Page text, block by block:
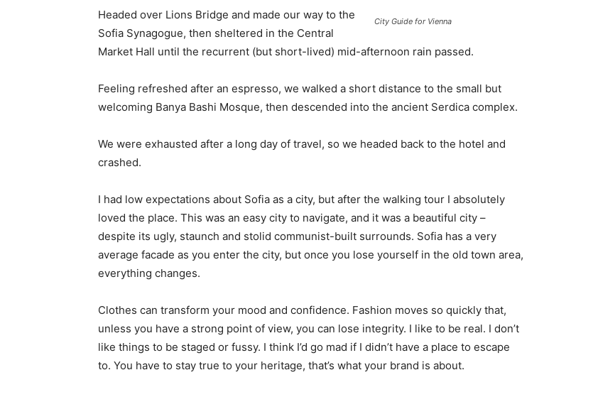
City Guide for Vienna
Headed over Lions Bridge and made our way to the
Sofia Synagogue, then sheltered in the Central
Market Hall until the recurrent (but short-lived) mid-afternoon rain passed.
Feeling refreshed after an espresso, we walked a short distance to the small but
welcoming Banya Bashi Mosque, then descended into the ancient Serdica complex.
We were exhausted after a long day of travel, so we headed back to the hotel and
crashed.
I had low expectations about Sofia as a city, but after the walking tour I absolutely
loved the place. This was an easy city to navigate, and it was a beautiful city –
despite its ugly, staunch and stolid communist-built surrounds. Sofia has a very
average facade as you enter the city, but once you lose yourself in the old town area,
everything changes.
Clothes can transform your mood and confidence. Fashion moves so quickly that,
unless you have a strong point of view, you can lose integrity. I like to be real. I don’t
like things to be staged or fussy. I think I’d go mad if I didn’t have a place to escape
to. You have to stay true to your heritage, that’s what your brand is about.